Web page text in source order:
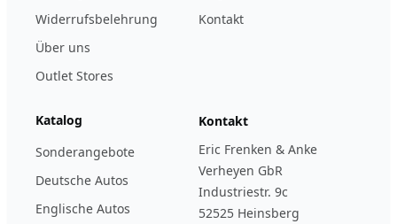
Widerrufsbelehrung
Über uns
Outlet Stores
Kontakt
Katalog
Sonderangebote
Deutsche Autos
Englische Autos
Kontakt
Eric Frenken & Anke
Verheyen GbR
Industriestr. 9c
52525 Heinsberg